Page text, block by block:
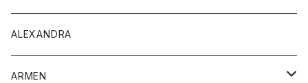
Tシャツ
シャツ
ボトムス
トップス
Tシャツ・カットソー
ボトムス
ALEXANDRA
ARMEN